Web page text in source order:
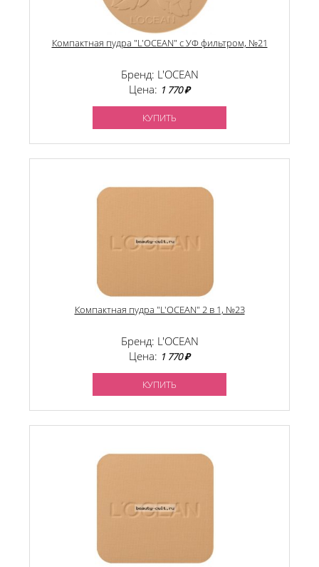
Компактная пудра "L'OCEAN" с УФ фильтром, №21
Бренд: L'OCEAN
Цена: 1 770 ₽
КУПИТЬ
Компактная пудра "L'OCEAN" 2 в 1, №23
Бренд: L'OCEAN
Цена: 1 770 ₽
КУПИТЬ